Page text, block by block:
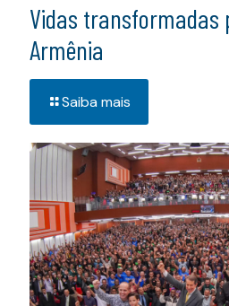
Vidas transformadas
Armênia
Saiba mais